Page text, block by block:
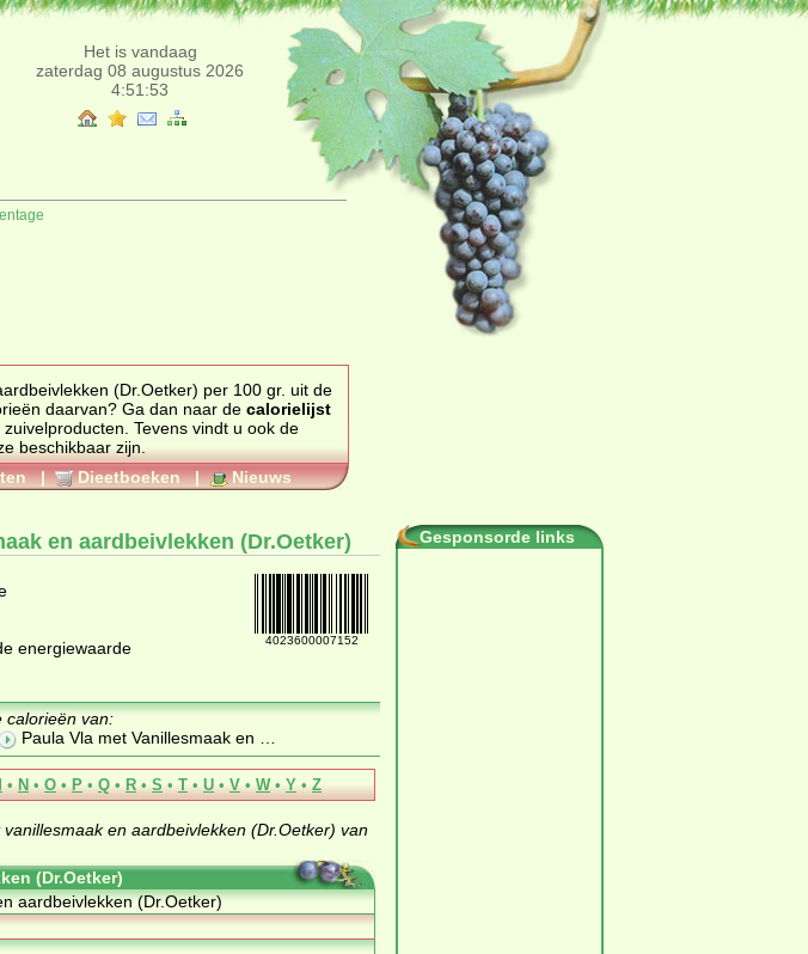
Het is vandaag
zaterdag 08 augustus 2026
4:51:54
(Dr.Oetker) per 100 gr. uit de
en de calorieën daarvan? Ga dan naar de calorielijst
zuivelproducten
beschikbaar zijn.
| Dieetboeken |
Nieuws
en aardbeivlekken (Dr.Oetker)
4023600007152
energiewaarde
calorieën van:
Paula Vla met Vanillesmaak en …
• N • O • P • Q • R • S • T • U • V • W • Y • Z
en aardbeivlekken (Dr.Oetker) van
(Dr.Oetker)
aardbeivlekken (Dr.Oetker)
Gesponsorde links